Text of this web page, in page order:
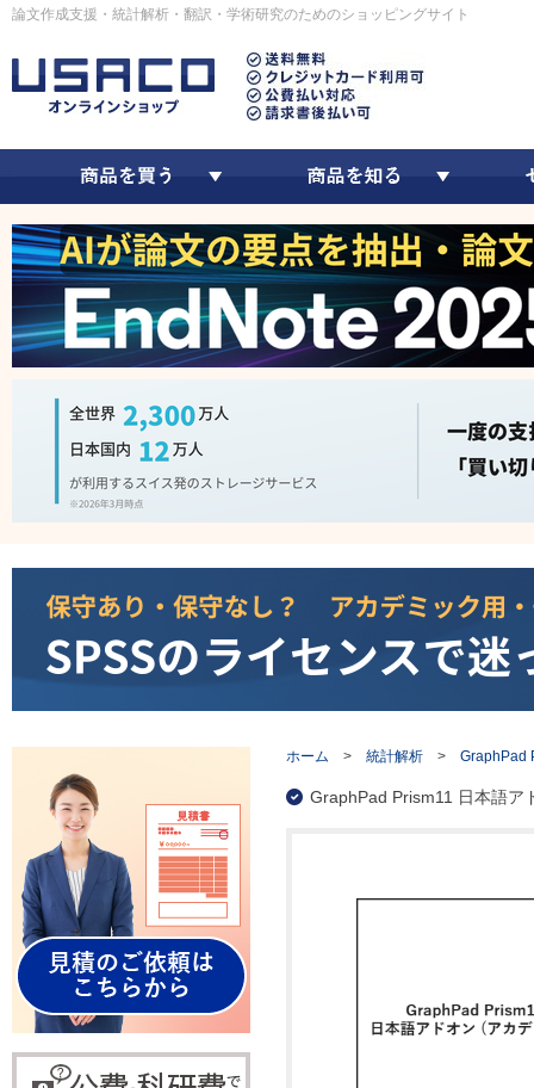
論文作成支援・統計解析・翻訳・学術研究のためのショッピングサイト
ホーム > 統計解析 > GraphPad
GraphPad Prism11 日本語ア